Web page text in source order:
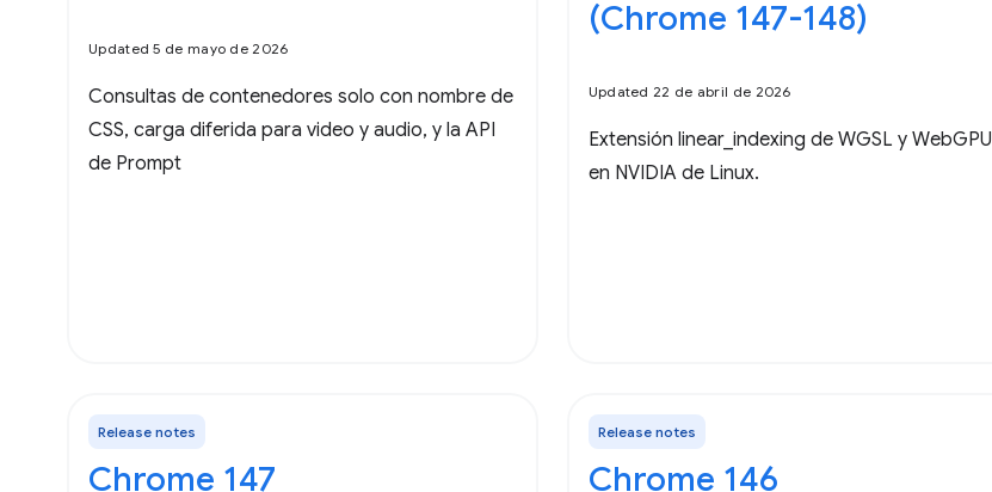
Updated 5 de mayo de 2026
Consultas de contenedores solo con nombre de
CSS, carga diferida para video y audio, y la API
de Prompt
(Chrome 147-148)
Updated 22 de abril de 2026
Extensión linear_indexing de WGSL y WebGPU
en NVIDIA de Linux.
Release notes
Chrome 147
Release notes
Chrome 146